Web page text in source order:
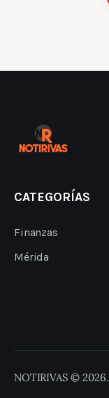
CATEGORÍAS
Finanzas
Mérida
NOTIRIVAS © 2026.